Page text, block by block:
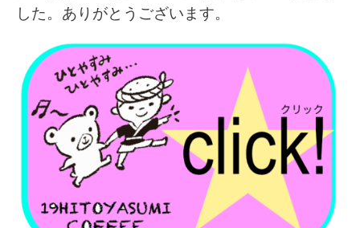
した。ありがとうございます。